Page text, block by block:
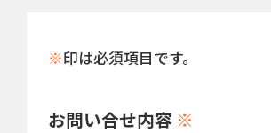
※印は必須項目です。
お問い合せ内容 ※